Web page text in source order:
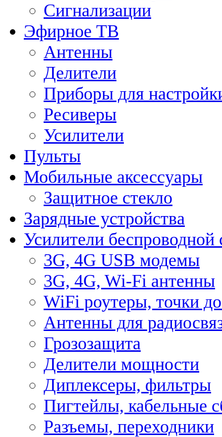
Сигнализации
Эфирное ТВ
Антенны
Делители
Приборы для
Ресиверы
Усилители
Пульты
Мобильные аксессуары
Защитное стекло
Зарядные устройства
Усилители беспроводной
3G, 4G USB модемы
3G, 4G, Wi-Fi антенны
WiFi роутеры, точки
Антенны для
Грозозащита
Делители мощности
Диплексеры, фильтры
Пигтейлы, кабельные
Разъемы, переходники